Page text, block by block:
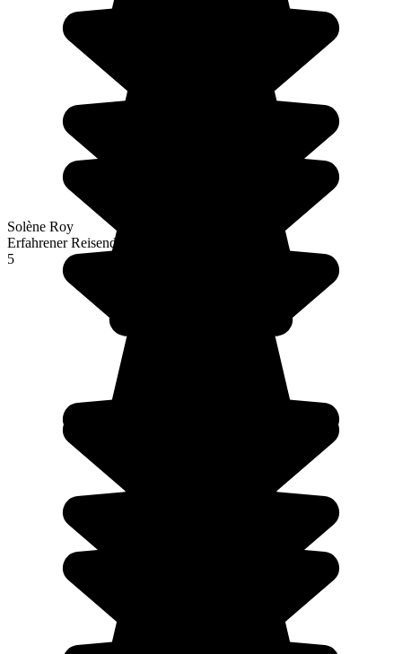
Solène Roy
Erfahrener Reisender
5